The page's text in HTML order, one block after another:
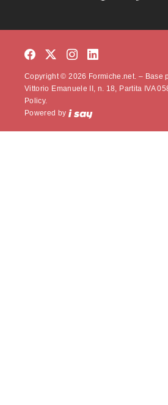
Copyright © 2026 Formiche.net. – Base
Vittorio Emanuele II, n. 18, Partita IVA
Policy.
Powered by